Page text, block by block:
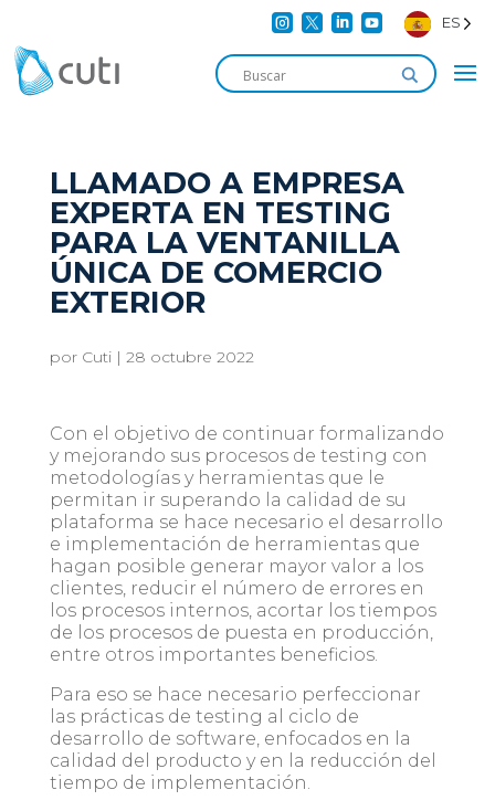
    ES
LLAMADO A EMPRESA
EXPERTA EN TESTING
PARA LA VENTANILLA
ÚNICA DE COMERCIO
EXTERIOR
por Cuti| 28 octubre 2022
Con el objetivo de continuar formalizando
y mejorando sus procesos de testing con
metodologías y herramientas que le
permitan ir superando la calidad de su
plataforma se hace necesario el desarrollo
e implementación de herramientas que
hagan posible generar mayor valor a los
clientes, reducir el número de errores en
los procesos internos, acortar los tiempos
de los procesos de puesta en producción,
entre otros importantes beneficios.
Para eso se hace necesario perfeccionar
las prácticas de testing al ciclo de
desarrollo de software, enfocados en la
calidad del producto y en la reducción del
tiempo de implementación.